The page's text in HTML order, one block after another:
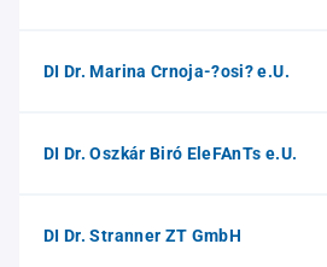
DI Dr. Marina Crnoja-?osi? e.U.
DI Dr. Oszkár Biró EleFAnTs e.U.
DI Dr. Stranner ZT GmbH